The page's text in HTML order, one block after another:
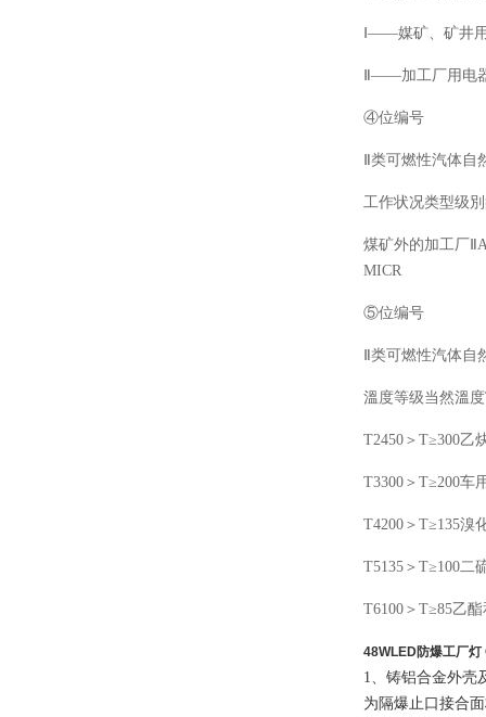
Ⅰ——媒矿、矿井
Ⅱ——加工厂用电
④位编号
Ⅱ类可燃性汽体
工作状况类型级
煤矿外的加工厂
MICR
⑤位编号
Ⅱ类可燃性汽体
溫度等级当然溫度
T2450＞T≥300乙
T3300＞T≥200车
T4200＞T≥135溴
T5135＞T≥100二
T6100＞T≥85乙
48WLED防爆工厂
1、铸铝合金外壳
为隔爆止口接合